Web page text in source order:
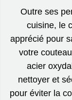
Outre ses
cuisine, le
apprécié pour
votre
acier
nettoyer et
pour éviter la